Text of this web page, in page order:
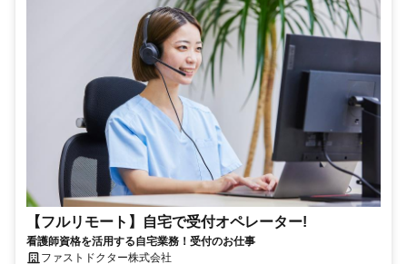
【フルリモート】自宅で受付オペレーター!
看護師資格を活用する自宅業務！受付のお仕事
ファストドクター株式会社